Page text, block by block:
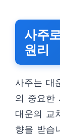
사주
원리
사주는 대
의 중요한
대운의 교
향을 받습